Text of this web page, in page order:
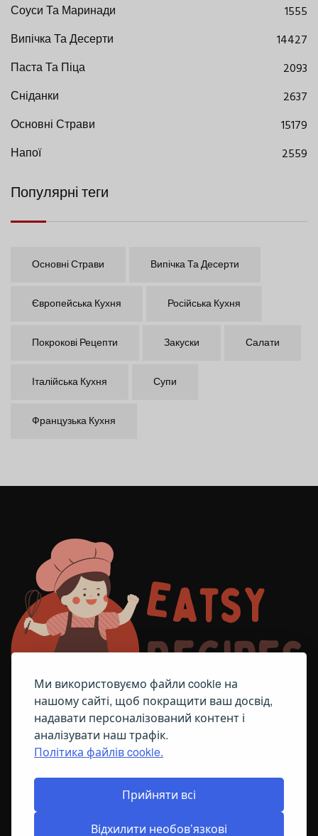
Ми використовуємо файли cookie на
нашому сайті, щоб покращити ваш досвід,
надавати персоналізований контент і
аналізувати наш трафік.
Політика файлів cookie.
Прийняти всі
Відхилити необов’язкові
Соуси Та Маринади
1555
Випічка Та Десерти
14427
Паста Та Піца
2093
Сніданки
2637
Основні Страви
15179
Напої
2559
Популярні теги
Основні Страви Випічка Та Десерти
Європейська Кухня Російська Кухня
Покрокові Рецепти Закуски Салати
Італійська Кухня Супи
Французька Кухня
ПОЛІТИКА ЩОДО ФАЙЛІВ COOKIE